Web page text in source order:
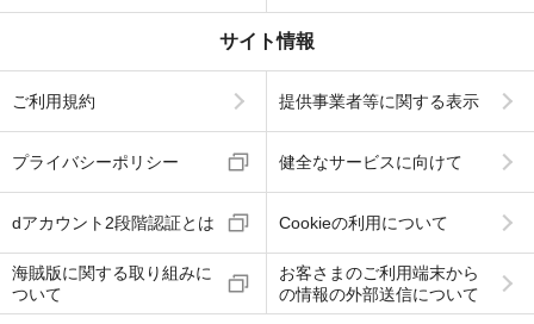
サイト情報
ご利用規約 提供事業者等に関する表示
プライバシーポリシー 健全なサービスに向けて
dアカウント2段階認証とは Cookieの利用について
海賊版に関する取り組みに
ついて
お客さまのご利用端末から
の情報の外部送信について